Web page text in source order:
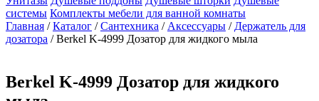
системы Комплекты мебели для ванной комнаты
Главная / Каталог / Сантехника / Аксессуары / Держатель для
дозатора /Berkel K-4999 Дозатор для жидкого мыла
Berkel K-4999 Дозатор для жидкого